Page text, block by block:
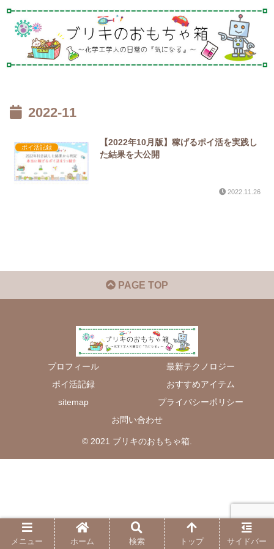
2022-11
ポイ活記録
【2022年10月版】稼げるポイ活を実践し
た結果を大公開
2022.11.26
PAGE TOP
プロフィール
最新テクノロジー
ポイ活記録
おすすめアイテム
sitemap
プライバシーポリシー
お問い合わせ
© 2021 ブリキのおもちゃ箱.
メニュー ホーム 検索 トップ サイドバー